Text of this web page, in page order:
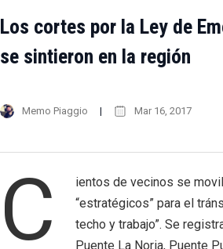
Los cortes por la Ley de
se sintieron en la región
Memo Piaggio Mar 16, 2017
C
ientos de vecinos se
“estratégicos” para el
techo y trabajo”. Se
Puente La Noria, Puente